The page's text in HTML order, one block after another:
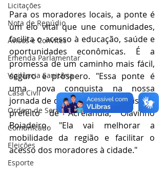
Licitações
Nota de Repúdio
Avisos e Convites
Emenda Parlamentar
Vigilância Sanitária
Casa Civil
Ordem de Serviço
Comunicado
Eleições
Esporte
Para os moradores locais, a ponte é
um elo vital que une comunidades,
facilita o acesso à educação, saúde e
oportunidades econômicas. É a
promessa de um caminho mais fácil,
seguro e próspero. "Essa ponte é
uma nova conquista na nossa
jornada de desenvolvimento", disse o
prefeito de Acrelândia, Olavinho
Boiadeiro. "Ela vai melhorar a
mobilidade da região e facilitar o
acesso dos moradores à cidade."